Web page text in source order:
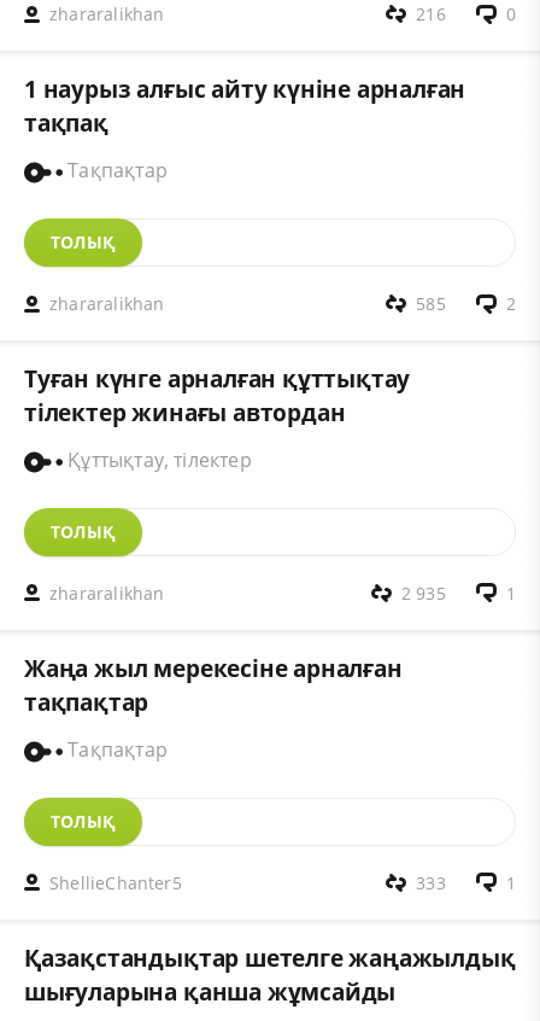
zhararalikhan 0
216
1 наурыз алғыс айту күніне арналған
тақпақ
Тақпақтар
ТОЛЫҚ
zhararalikhan 2
585
Туған күнге арналған құттықтау
тілектер жинағы автордан
Құттықтау, тілектер
ТОЛЫҚ
zhararalikhan 1
2 935
Жаңа жыл мерекесіне арналған
тақпақтар
Тақпақтар
ТОЛЫҚ
ShellieChanter5 1
333
Қазақстандықтар шетелге жаңажылдық
шығуларына қанша жұмсайды